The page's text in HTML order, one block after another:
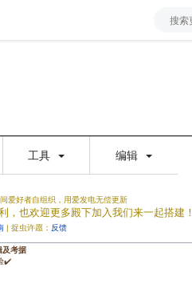
工具 编辑
爱好者自组织，用爱发电无偿更新
也欢迎更多殿下加入我们来一起搭建！
| 捉虫许愿： 反馈
及考据
✔️